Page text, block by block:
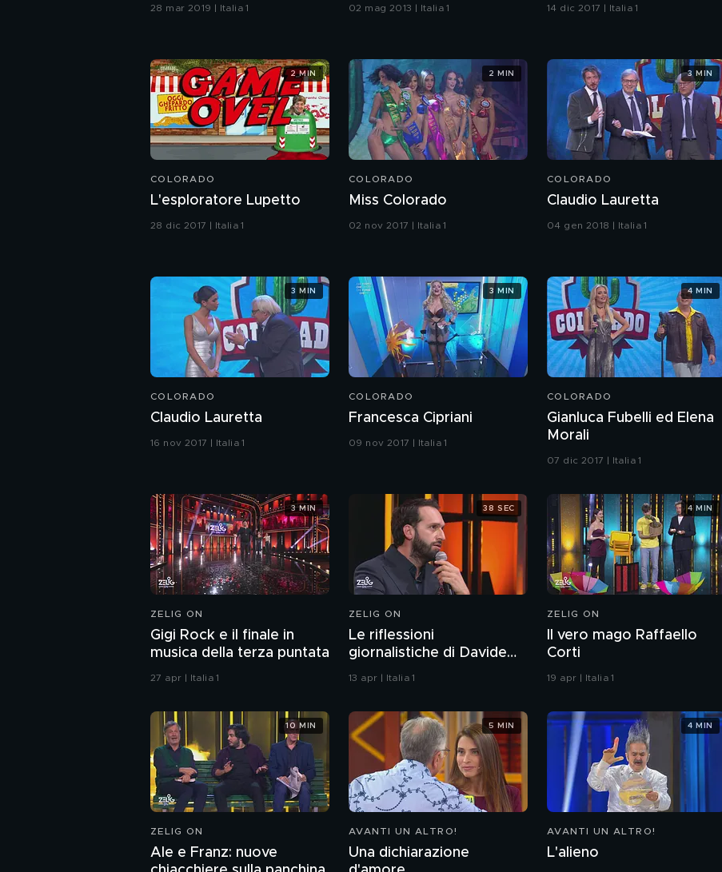
28 mar 2019 | Italia 1 02 mag 2013 | Italia 1 14 dic 2017 | Italia 1
COLORADO
L'esploratore Lupetto
28 dic 2017 | Italia 1
2 MIN
COLORADO
Miss Colorado
02 nov 2017 | Italia 1
2 MIN
COLORADO
Claudio Lauretta
04 gen 2018 | Italia 1
3 MIN
COLORADO
Claudio Lauretta
16 nov 2017 | Italia 1
3 MIN
COLORADO
Francesca Cipriani
09 nov 2017 | Italia 1
3 MIN
COLORADO
Gianluca Fubelli ed Elena
Morali
07 dic 2017 | Italia 1
4 MIN
ZELIG ON
Gigi Rock e il finale in
musica della terza puntata
27 apr | Italia 1
3 MIN
ZELIG ON
Le riflessioni
giornalistiche di Davide
Spadolà
13 apr | Italia 1
38 SEC
ZELIG ON
Il vero mago Raffaello
Corti
19 apr | Italia 1
4 MIN
ZELIG ON
Ale e Franz: nuove
10 MIN
AVANTI UN ALTRO!
Una dichiarazione
5 MIN
AVANTI UN ALTRO!
L'alieno
4 MIN